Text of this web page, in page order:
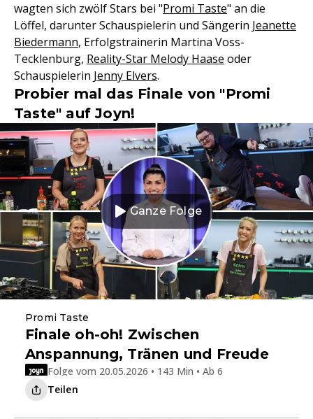
wagten sich zwölf Stars bei "Promi Taste" an die
Löffel, darunter Schauspielerin und Sängerin Jeanette
Biedermann, Erfolgstrainerin Martina Voss-
Tecklenburg, Reality-Star Melody Haase oder
Schauspielerin Jenny Elvers.
Probier mal das Finale von "Promi
Taste" auf Joyn!
Ganze Folge
Promi Taste
Finale oh-oh! Zwischen
Anspannung, Tränen und Freude
Folge vom 20.05.2026 • 143 Min • Ab 6
Teilen